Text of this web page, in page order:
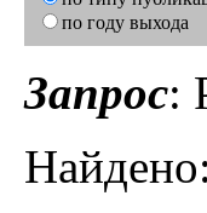
по году выхода
Запрос: